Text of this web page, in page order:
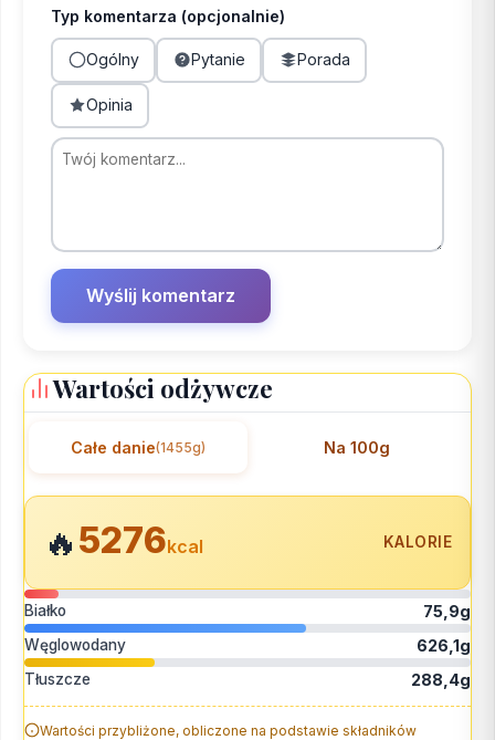
Typ komentarza (opcjonalnie)
Ogólny Pytanie Porada
Opinia
Wartości odżywcze
Całe danie(1455g) Na 100g
🔥5276kcal KALORIE
Białko 75,9g
Węglowodany 626,1g
Tłuszcze 288,4g
Wartości przybliżone, obliczone na podstawie składników